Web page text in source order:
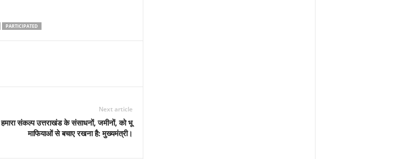
PARTICIPATED
Next article
हमारा संकल्प उत्तराखंड के संसाधनों, जमीनों, को भू
माफियाओं से बचाए रखना है: मुख्यमंत्री।